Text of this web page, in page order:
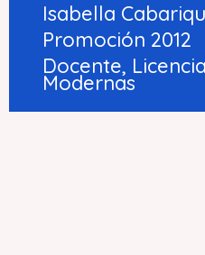
Isabella
Promoción 2012
Docente,
Modernas